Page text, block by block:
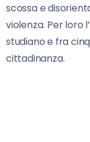
scossa e
violenza. Per loro
studiano e fra
cittadinanza.